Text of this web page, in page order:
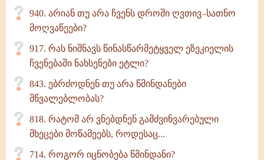
940. არიან თუ არა ჩვენს დროში ღვთივ–სათნო
მოღვაწეები?
917. რას ნიშნავს წინასწარმეტყველ ეზეკიელის
ჩვენებაში ნახსენები ეტლი?
843. ებრძოდნენ თუ არა წმინდანები
მწვალებლობას?
818. რატომ არ ვნებდნენ გამძვინვარებული
მხეცები მოწამეებს, როდესაც...
714. როგორ იცნობება წმინდანი?